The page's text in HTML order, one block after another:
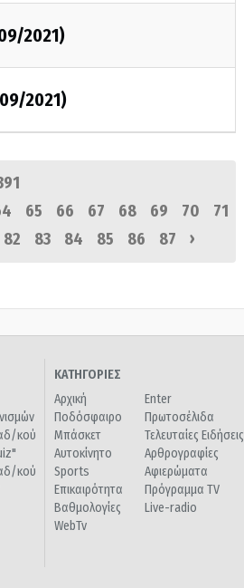
2021)
2021)
65 66 67 68 69 70
71
82 83 84 85 86 87 ›
κού
κού
ΚΑΤΗΓΟΡΙΕΣ
Αρχική
Ποδόσφαιρο
Μπάσκετ
Αυτοκίνητο
Sports
Επικαιρότητα
Βαθμολογίες
WebTv
Enter
Πρωτοσέλιδα
Τελευταίες Ειδήσεις
Αρθρογραφίες
Αφιερώματα
Πρόγραμμα TV
Live-radio